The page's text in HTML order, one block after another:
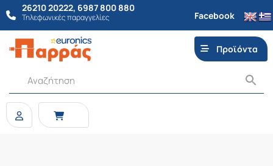
26210 20222, 6987 800 880
Τηλεφωνικές παραγγελίες Facebook
Προϊόντα